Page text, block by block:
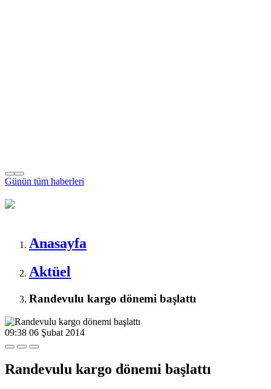
Günün tüm haberleri
Anasayfa
Aktüel
Randevulu kargo dönemi başlattı
09:38 06 Şubat 2014
Randevulu kargo dönemi başlattı